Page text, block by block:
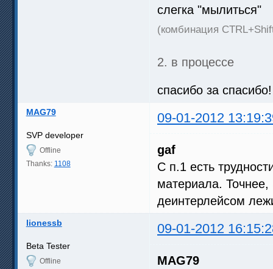
слегка "мылиться"
(комбинация
2. в процессе
спасибо за
MAG79 09-01-2012
SVP developer
Offline
Thanks: 1108
gaf
С п.1 есть
материала. Точнее,
деинтерлейсом
lionessb 09-01-2012
Beta Tester
Offline
MAG79